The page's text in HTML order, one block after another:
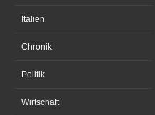
Italien
Chronik
Politik
Wirtschaft